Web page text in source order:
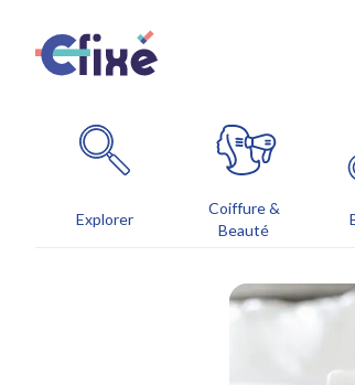
Explorer
Coiffure &
Beauté